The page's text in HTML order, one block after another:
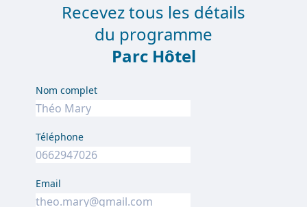
Recevez tous les détails
du programme
Parc Hôtel
Nom complet
Téléphone
Email